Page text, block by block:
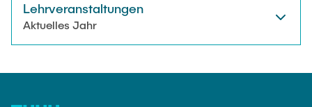
Lehrveranstaltungen
Aktuelles Jahr